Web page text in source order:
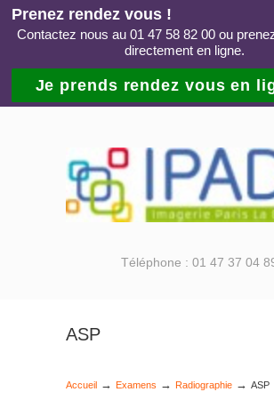
Téléphone : 01 47 37 04
ASP
Accueil → Examens → Radiographie → ASP
Prenez rendez vous !
Contactez nous au 01 47 58 82 00 ou
directement en ligne.
Je prends rendez vous en